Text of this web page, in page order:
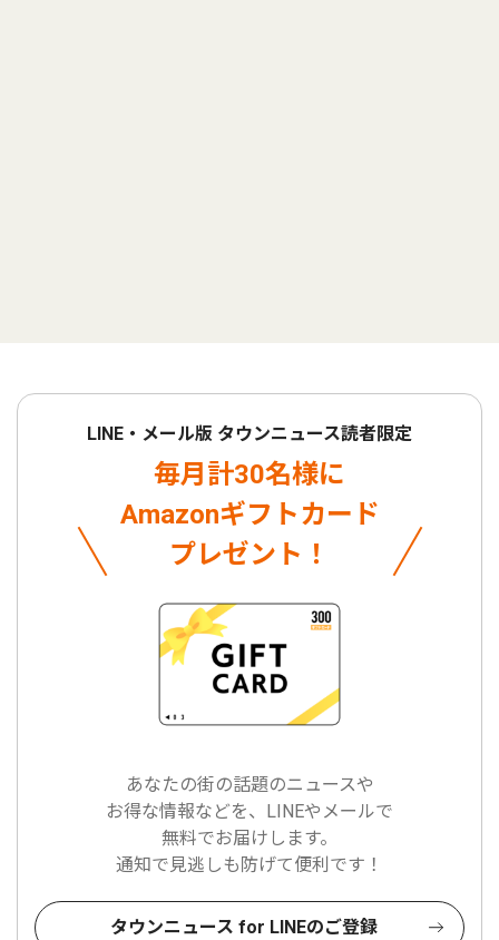
LINE・メール版 タウンニュース読者限定
毎月計30名様に
Amazonギフトカード
プレゼント！
あなたの街の話題のニュースや
お得な情報などを、LINEやメールで
無料でお届けします。
通知で見逃しも防げて便利です！
タウンニュース for LINEのご登録